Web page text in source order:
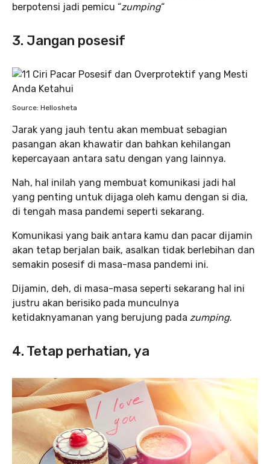
berpotensi jadi pemicu “zumping“
3. Jangan posesif
Source: Hellosheta
Jarak yang jauh tentu akan membuat sebagian
pasangan akan khawatir dan bahkan kehilangan
kepercayaan antara satu dengan yang lainnya.
Nah, hal inilah yang membuat komunikasi jadi hal
yang penting untuk dijaga oleh kamu dengan si dia,
di tengah masa pandemi seperti sekarang.
Komunikasi yang baik antara kamu dan pacar dijamin
akan tetap berjalan baik, asalkan tidak berlebihan dan
semakin posesif di masa-masa pandemi ini.
Dijamin, deh, di masa-masa seperti sekarang hal ini
justru akan berisiko pada munculnya
ketidaknyamanan yang berujung pada zumping.
4. Tetap perhatian, ya